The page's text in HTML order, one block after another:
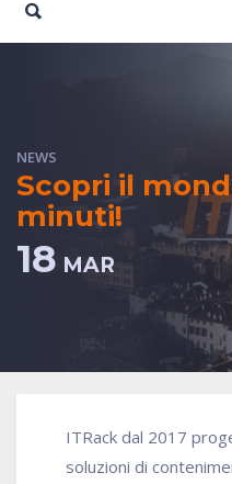
NEWS
Scopri il
minuti!
18 MAR
ITRack dal 2017
soluzioni di